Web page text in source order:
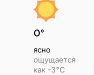
0°
ясно
ощущается
как -3°C